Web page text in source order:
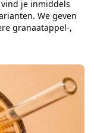
je inmiddels
We geven
granaatappel-,